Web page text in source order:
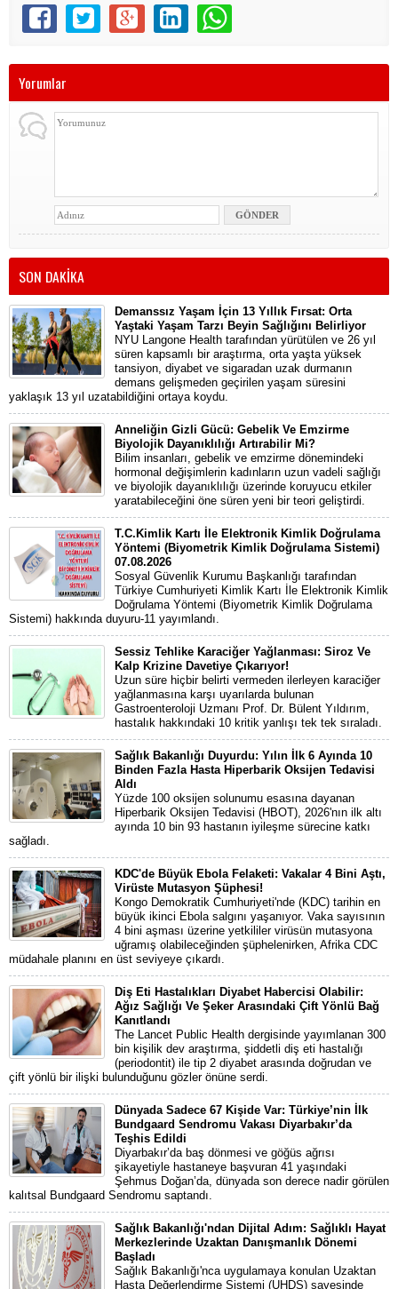
Yorumlar
SON DAKİKA
Demanssız Yaşam İçin 13 Yıllık Fırsat: Orta
Yaştaki Yaşam Tarzı Beyin Sağlığını Belirliyor
NYU Langone Health tarafından yürütülen ve 26 yıl
süren kapsamlı bir araştırma, orta yaşta yüksek
tansiyon, diyabet ve sigaradan uzak durmanın
demans gelişmeden geçirilen yaşam süresini
yaklaşık 13 yıl uzatabildiğini ortaya koydu.
Anneliğin Gizli Gücü: Gebelik Ve Emzirme
Biyolojik Dayanıklılığı Artırabilir Mi?
Bilim insanları, gebelik ve emzirme dönemindeki
hormonal değişimlerin kadınların uzun vadeli sağlığı
ve biyolojik dayanıklılığı üzerinde koruyucu etkiler
yaratabileceğini öne süren yeni bir teori geliştirdi.
T.C.Kimlik Kartı İle Elektronik Kimlik Doğrulama
Yöntemi (Biyometrik Kimlik Doğrulama Sistemi)
07.08.2026
Sosyal Güvenlik Kurumu Başkanlığı tarafından
Türkiye Cumhuriyeti Kimlik Kartı İle Elektronik Kimlik
Doğrulama Yöntemi (Biyometrik Kimlik Doğrulama
Sistemi) hakkında duyuru-11 yayımlandı.
Sessiz Tehlike Karaciğer Yağlanması: Siroz Ve
Kalp Krizine Davetiye Çıkarıyor!
Uzun süre hiçbir belirti vermeden ilerleyen karaciğer
yağlanmasına karşı uyarılarda bulunan
Gastroenteroloji Uzmanı Prof. Dr. Bülent Yıldırım,
hastalık hakkındaki 10 kritik yanlışı tek tek sıraladı.
Sağlık Bakanlığı Duyurdu: Yılın İlk 6 Ayında 10
Binden Fazla Hasta Hiperbarik Oksijen Tedavisi
Aldı
Yüzde 100 oksijen solunumu esasına dayanan
Hiperbarik Oksijen Tedavisi (HBOT), 2026'nın ilk altı
ayında 10 bin 93 hastanın iyileşme sürecine katkı
sağladı.
KDC'de Büyük Ebola Felaketi: Vakalar 4 Bini Aştı,
Virüste Mutasyon Şüphesi!
Kongo Demokratik Cumhuriyeti'nde (KDC) tarihin en
büyük ikinci Ebola salgını yaşanıyor. Vaka sayısının
4 bini aşması üzerine yetkililer virüsün mutasyona
uğramış olabileceğinden şüphelenirken, Afrika CDC
müdahale planını en üst seviyeye çıkardı.
Diş Eti Hastalıkları Diyabet Habercisi Olabilir:
Ağız Sağlığı Ve Şeker Arasındaki Çift Yönlü Bağ
Kanıtlandı
The Lancet Public Health dergisinde yayımlanan 300
bin kişilik dev araştırma, şiddetli diş eti hastalığı
(periodontit) ile tip 2 diyabet arasında doğrudan ve
çift yönlü bir ilişki bulunduğunu gözler önüne serdi.
Dünyada Sadece 67 Kişide Var: Türkiye’nin İlk
Bundgaard Sendromu Vakası Diyarbakır’da
Teşhis Edildi
Diyarbakır’da baş dönmesi ve göğüs ağrısı
şikayetiyle hastaneye başvuran 41 yaşındaki
Şehmus Doğan’da, dünyada son derece nadir görülen
kalıtsal Bundgaard Sendromu saptandı.
Sağlık Bakanlığı'ndan Dijital Adım: Sağlıklı Hayat
Merkezlerinde Uzaktan Danışmanlık Dönemi
Başladı
Sağlık Bakanlığı'nca uygulamaya konulan Uzaktan
Hasta Değerlendirme Sistemi (UHDS) sayesinde